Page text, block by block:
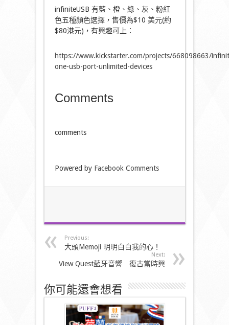
infiniteUSB 有藍、橙、綠、灰、粉紅
色五種顏色選擇，售價為$10 美元(約
$80港元)，有興趣可上：
https://www.kickstarter.com/projects/668098663/
one-usb-port-unlimited-devices
Comments
comments
Powered by Facebook Comments
Previous:
大頭Memoji 明明白白我的心！
Next:
View Quest藍牙音響 復古當時興
你可能還會想看